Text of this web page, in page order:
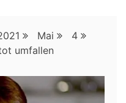
Mai
4
umfallen